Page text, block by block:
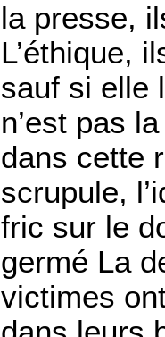
la presse,
L’éthique,
sauf si elle
n’est pas
dans cette
scrupule,
fric sur le
germé La
victimes